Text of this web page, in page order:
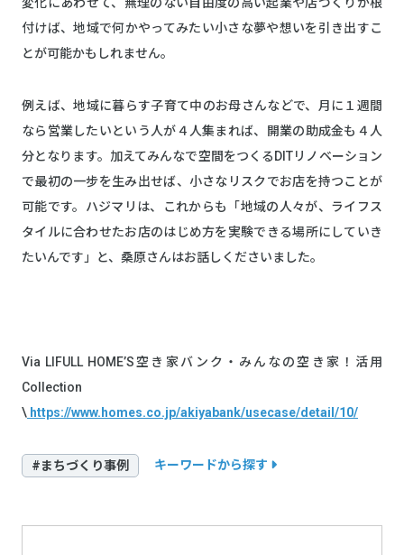
付けば、地域で何かやってみたい小さな夢や想いを引き出すこ
とが可能かもしれません。
例えば、地域に暮らす子育て中のお母さんなどで、月に１週間
なら営業したいという人が４人集まれば、開業の助成金も４人
分となります。加えてみんなで空間をつくるDITリノベーション
で最初の一步を生み出せば、小さなリスクでお店を持つことが
可能です。ハジマリは、これからも「地域の人々が、ライフス
タイルに合わせたお店のはじめ方を実験できる場所にしていき
たいんです」と、桑原さんはお話しくださいました。
Via LIFULL HOME’S空き家バンク・みんなの空き家！活用
Collection
\ https://www.homes.co.jp/akiyabank/usecase/detail/10/
#まちづくり事例 キーワードから探す